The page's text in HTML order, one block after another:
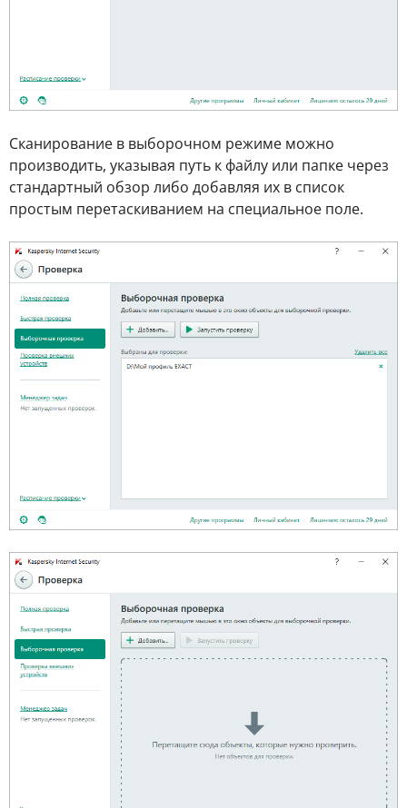
Сканирование в выборочном режиме можно
производить, указывая путь к файлу или папке через
стандартный обзор либо добавляя их в список
простым перетаскиванием на специальное поле.